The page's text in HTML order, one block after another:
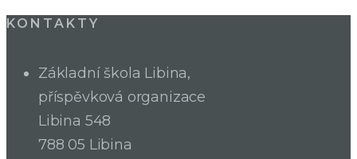
KONTAKTY
Základní škola Libina,
příspěvková organizace
Libina 548
788 05 Libina